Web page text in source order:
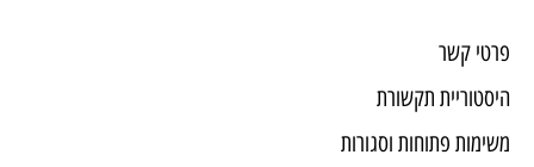
פרטי קשר
היסטוריית תקשורת
משימות פתוחות וסגורות